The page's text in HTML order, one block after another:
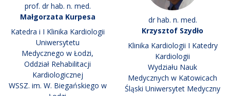
prof. dr hab. n. med.
Małgorzata Kurpesa
Katedra i I Klinika Kardiologii
Uniwersytetu
Medycznego w Łodzi,
Oddział Rehabilitacji
Kardiologicznej
WSSZ. im. W. Biegańskiego w
dr hab. n. med.
Krzysztof Szydło
Klinika Kardiologii I Katedry
Kardiologii
Wydziału Nauk
Medycznych w Katowicach
Śląski Uniwersytet Medyczny